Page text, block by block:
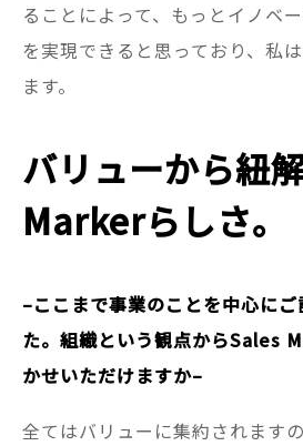
ることによって、もっとイノベ
を実現できると思っており、私
ます。
バリューから紐
Markerらしさ。
–ここまで事業のことを中心に
た。組織という観点からSales
かせいただけますか–
全てはバリューに集約されます